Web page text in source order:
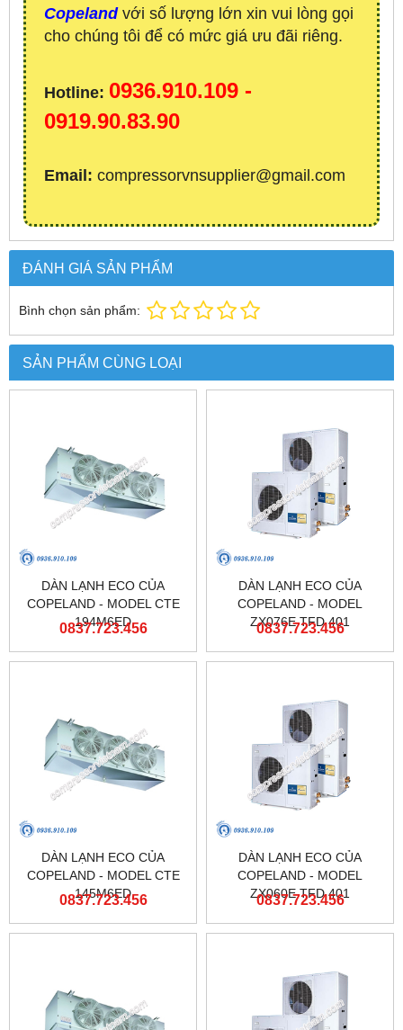
Copeland với số lượng lớn xin vui lòng gọi
cho chúng tôi để có mức giá ưu đãi riêng.
Hotline: 0936.910.109 -
0919.90.83.90
Email: compressorvnsupplier@gmail.com
ĐÁNH GIÁ SẢN PHẨM
Bình chọn sản phẩm:
SẢN PHẨM CÙNG LOẠI
DÀN LẠNH ECO CỦA
COPELAND - MODEL CTE
194M6ED
0837.723.456
DÀN LẠNH ECO CỦA
COPELAND - MODEL
ZX076E TFD 401
0837.723.456
DÀN LẠNH ECO CỦA
COPELAND - MODEL CTE
145M6ED
0837.723.456
DÀN LẠNH ECO CỦA
COPELAND - MODEL
ZX060E TFD 401
0837.723.456